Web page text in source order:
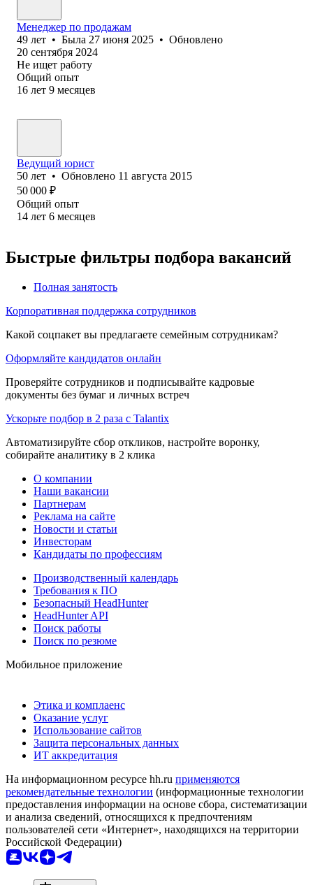
Менеджер по продажам
49 лет • Была 27 июня 2025 • Обновлено
20 сентября 2024
Не ищет работу
Общий опыт
16 лет 9 месяцев
Ведущий юрист
50 лет • Обновлено 11 августа 2015
50 000 ₽
Общий опыт
14 лет 6 месяцев
Быстрые фильтры подбора вакансий
Полная занятость
Корпоративная поддержка сотрудников
Какой соцпакет вы предлагаете семейным сотрудникам?
Оформляйте кандидатов онлайн
Проверяйте сотрудников и подписывайте кадровые
документы без бумаг и личных встреч
Ускорьте подбор в 2 раза с Talantix
Автоматизируйте сбор откликов, настройте воронку,
собирайте аналитику в 2 клика
О компании
Наши вакансии
Партнерам
Реклама на сайте
Новости и статьи
Инвесторам
Кандидаты по профессиям
Производственный календарь
Требования к ПО
Безопасный HeadHunter
HeadHunter API
Поиск работы
Поиск по резюме
Мобильное приложение
Этика и комплаенс
Оказание услуг
Использование сайтов
Защита персональных данных
ИТ аккредитация
На информационном ресурсе hh.ru применяются
рекомендательные технологии (информационные технологии
предоставления информации на основе сбора, систематизации
и анализа сведений, относящихся к предпочтениям
пользователей сети «Интернет», находящихся на территории
Российской Федерации)